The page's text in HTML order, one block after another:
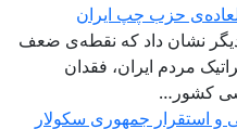
حزب چپ ایران
دی‌ماه ۱۴۰۴ بار دیگر نشان داد که نقطه‌ی ضعف
مردم ایران، فقدان
کشور…
استقرار جمهوری سکولار